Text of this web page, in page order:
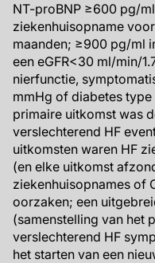
NT-proBNP ≥600 pg/
ziekenhuisopname
maanden; ≥900 pg/ml
een eGFR<30 ml/min/
nierfunctie,
mmHg of diabetes type
primaire uitkomst was
verslechterend HF
uitkomsten waren HF
(en elke uitkomst
ziekenhuisopnames of
oorzaken; een
(samenstelling van het
verslechterend HF
het starten van een